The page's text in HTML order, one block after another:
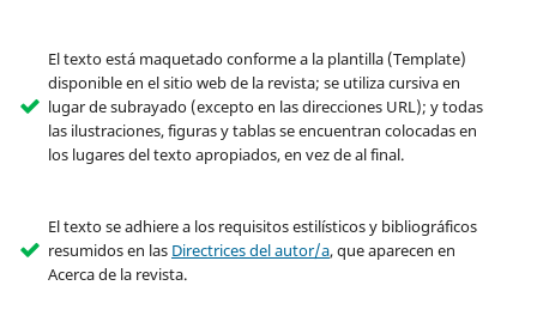
El texto está maquetado conforme a la plantilla (Template)
disponible en el sitio web de la revista; se utiliza cursiva en
lugar de subrayado (excepto en las direcciones URL); y todas
las ilustraciones, figuras y tablas se encuentran colocadas en
los lugares del texto apropiados, en vez de al final.
El texto se adhiere a los requisitos estilísticos y bibliográficos
resumidos en las Directrices del autor/a, que aparecen en
Acerca de la revista.